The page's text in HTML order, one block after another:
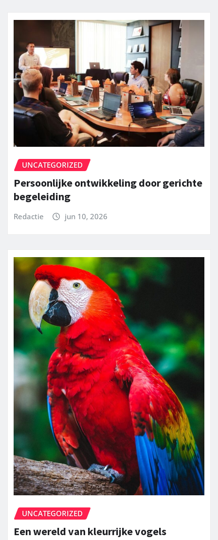
UNCATEGORIZED
Persoonlijke ontwikkeling door gerichte
begeleiding
Redactie jun 10, 2026
UNCATEGORIZED
Een wereld van kleurrijke vogels